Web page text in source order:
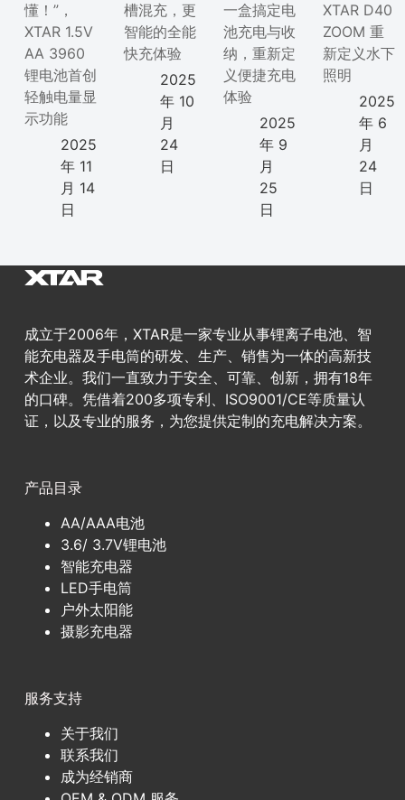
懂！”，
XTAR 1.5V
AA 3960
锂电池首创
轻触电量显
示功能
2025
年 11
月 14
日
槽混充，更
智能的全能
快充体验
2025
年 10
月
24
日
一盒搞定电
池充电与收
纳，重新定
义便捷充电
体验
2025
年 9
月
25
日
XTAR D40
ZOOM 重
新定义水下
照明
2025
年 6
月
24
日
成立于2006年，XTAR是一家专业从事锂离子电池、智
能充电器及手电筒的研发、生产、销售为一体的高新技
术企业。我们一直致力于安全、可靠、创新，拥有18年
的口碑。凭借着200多项专利、ISO9001/CE等质量认
证，以及专业的服务，为您提供定制的充电解决方案。
产品目录
AA/AAA电池
3.6/ 3.7V锂电池
智能充电器
LED手电筒
户外太阳能
摄影充电器
服务支持
关于我们
联系我们
成为经销商